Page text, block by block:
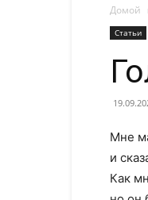
Домой
Статьи
Мне
и
Как